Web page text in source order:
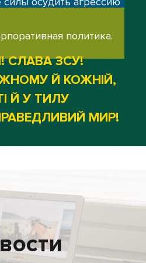
политика.
СЛАВА ЗСУ!
Й КОЖНІЙ,
Й У ТИЛУ
МИР!